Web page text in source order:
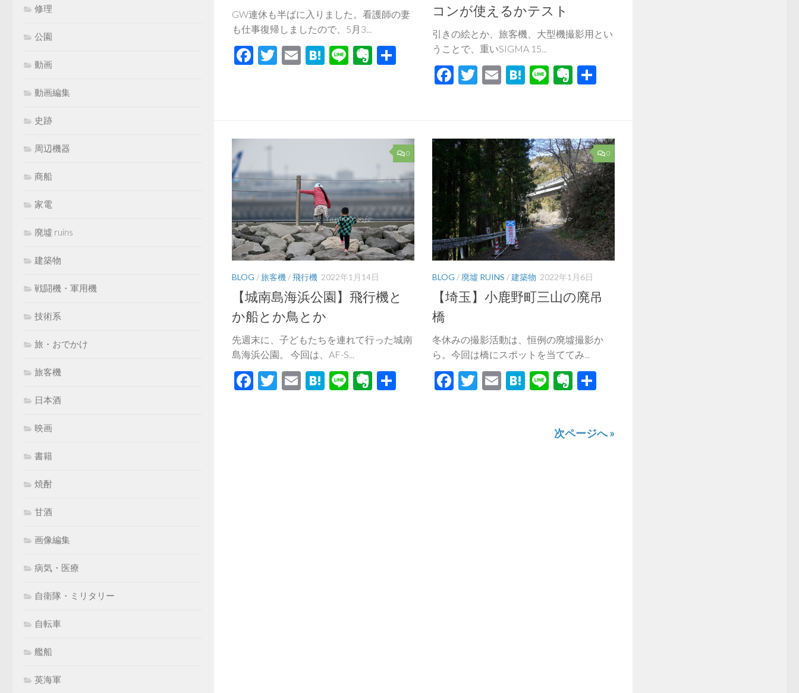
GW連休も半ばに入りました。看護師の妻
も仕事復帰しましたので、5月3...
Facebook
Twitter
EmailHatena
LineEvernote
コンが使えるかテスト
引きの絵とか、旅客機、大型機撮影用とい
うことで、重いSIGMA 15...
Facebook
Twitter
EmailHatena
LineEvernote
0
BLOG /旅客機 /飛行機 2022年1月14日
【城南島海浜公園】飛行機と
か船とか鳥とか
先週末に、子どもたちを連れて行った城南
島海浜公園。 今回は、AF-S...
Facebook
Twitter
EmailHatena
LineEvernote
0
BLOG / 廃墟 RUINS /建築物 2022年1月6日
【埼玉】小鹿野町三山の廃吊
橋
冬休みの撮影活動は、恒例の廃墟撮影か
ら。今回は橋にスポットを当ててみ...
Facebook
Twitter
EmailHatena
LineEvernote
次ページへ »
修理
公園
動画
動画編集
史跡
周辺機器
商船
家電
廃墟 ruins
建築物
戦闘機・軍用機
技術系
旅・おでかけ
旅客機
日本酒
映画
書籍
焼酎
甘酒
画像編集
病気・医療
自衛隊・ミリタリー
自転車
艦船
英海軍